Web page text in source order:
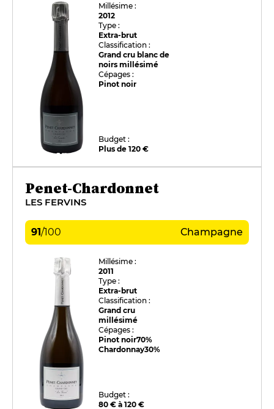
Millésime :
2012
Type :
Extra-brut
Classification :
Grand cru blanc de
noirs millésimé
Cépages :
Pinot noir
Budget :
Plus de 120 €
Penet-Chardonnet
LES FERVINS
91/100 Champagne
Millésime :
2011
Type :
Extra-brut
Classification :
Grand cru
millésimé
Cépages :
Pinot noir70%
Chardonnay30%
Budget :
80 € à 120 €